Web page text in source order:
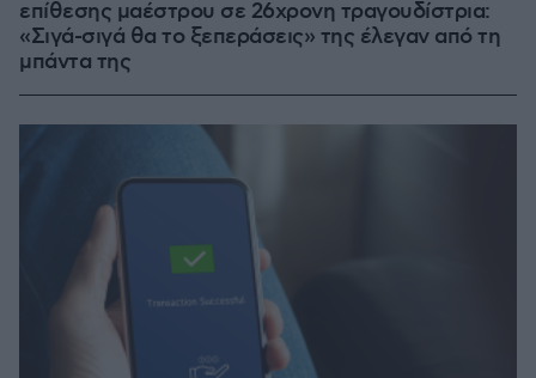
επίθεσης μαέστρου σε 26χρονη τραγουδίστρια:
«Σιγά-σιγά θα το ξεπεράσεις» της έλεγαν από τη
μπάντα της